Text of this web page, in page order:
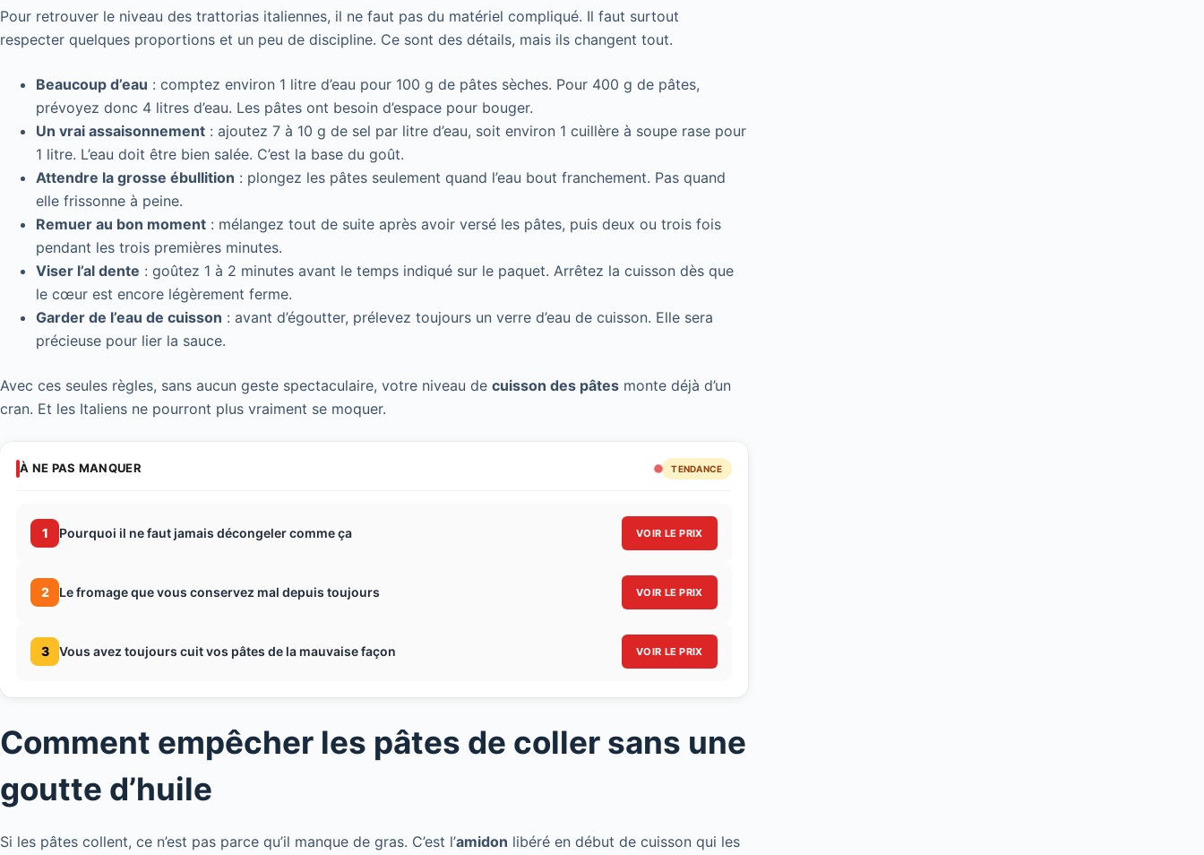
Pour retrouver le niveau des trattorias italiennes, il ne faut pas du matériel compliqué. Il faut surtout
respecter quelques proportions et un peu de discipline. Ce sont des détails, mais ils changent tout.
Beaucoup d’eau : comptez environ 1 litre d’eau pour 100 g de pâtes sèches. Pour 400 g de pâtes,
prévoyez donc 4 litres d’eau. Les pâtes ont besoin d’espace pour bouger.
Un vrai assaisonnement : ajoutez 7 à 10 g de sel par litre d’eau, soit environ 1 cuillère à soupe rase pour
1 litre. L’eau doit être bien salée. C’est la base du goût.
Attendre la grosse ébullition : plongez les pâtes seulement quand l’eau bout franchement. Pas quand
elle frissonne à peine.
Remuer au bon moment : mélangez tout de suite après avoir versé les pâtes, puis deux ou trois fois
pendant les trois premières minutes.
Viser l’al dente : goûtez 1 à 2 minutes avant le temps indiqué sur le paquet. Arrêtez la cuisson dès que
le cœur est encore légèrement ferme.
Garder de l’eau de cuisson : avant d’égoutter, prélevez toujours un verre d’eau de cuisson. Elle sera
précieuse pour lier la sauce.
Avec ces seules règles, sans aucun geste spectaculaire, votre niveau de cuisson des pâtes monte déjà d’un
cran. Et les Italiens ne pourront plus vraiment se moquer.
À NE PAS MANQUER TENDANCE
1 Pourquoi il ne faut jamais décongeler comme ça VOIR LE PRIX
2 Le fromage que vous conservez mal depuis toujours VOIR LE PRIX
3 Vous avez toujours cuit vos pâtes de la mauvaise façon VOIR LE PRIX
Comment empêcher les pâtes de coller sans une
goutte d’huile
Si les pâtes collent, ce n’est pas parce qu’il manque de gras. C’est l’amidon libéré en début de cuisson qui les